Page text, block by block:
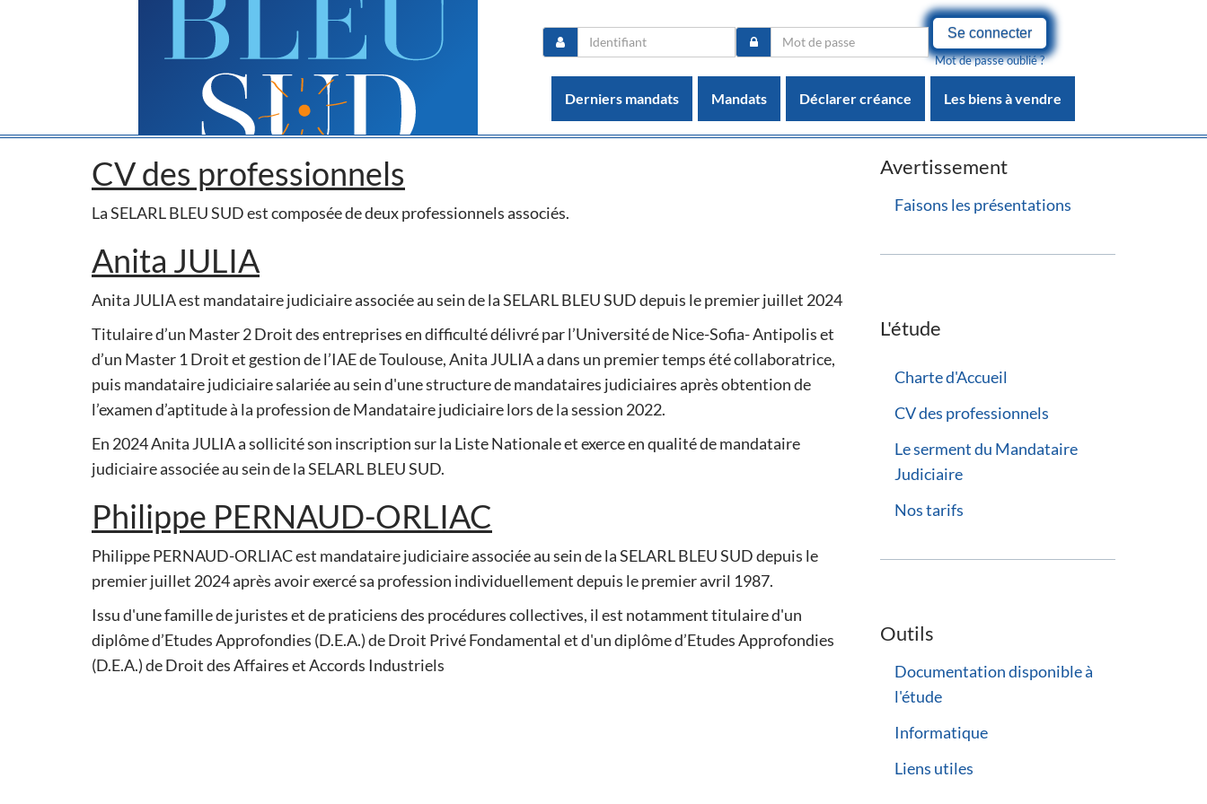
Se connecter
Mot de passe oublié ?
Derniers mandats Mandats Déclarer créance Les biens à vendre
Avertissement
Faisons les présentations
L'étude
Charte d'Accueil
CV des professionnels
Le serment du Mandataire
Judiciaire
Nos tarifs
Outils
Documentation disponible à
l'étude
Informatique
Liens utiles
CV des professionnels
La SELARL BLEU SUD est composée de deux professionnels associés.
Anita JULIA
Anita JULIA est mandataire judiciaire associée au sein de la SELARL BLEU SUD depuis le premier juillet 2024
Titulaire d’un Master 2 Droit des entreprises en difficulté délivré par l’Université de Nice-Sofia- Antipolis et
d’un Master 1 Droit et gestion de l’IAE de Toulouse, Anita JULIA a dans un premier temps été collaboratrice,
puis mandataire judiciaire salariée au sein d'une structure de mandataires judiciaires après obtention de
l’examen d’aptitude à la profession de Mandataire judiciaire lors de la session 2022.
En 2024 Anita JULIA a sollicité son inscription sur la Liste Nationale et exerce en qualité de mandataire
judiciaire associée au sein de la SELARL BLEU SUD.
Philippe PERNAUD-ORLIAC
Philippe PERNAUD-ORLIAC est mandataire judiciaire associée au sein de la SELARL BLEU SUD depuis le
premier juillet 2024 après avoir exercé sa profession individuellement depuis le premier avril 1987.
Issu d'une famille de juristes et de praticiens des procédures collectives, il est notamment titulaire d'un
diplôme d’Etudes Approfondies (D.E.A.) de Droit Privé Fondamental et d'un diplôme d’Etudes Approfondies
(D.E.A.) de Droit des Affaires et Accords Industriels